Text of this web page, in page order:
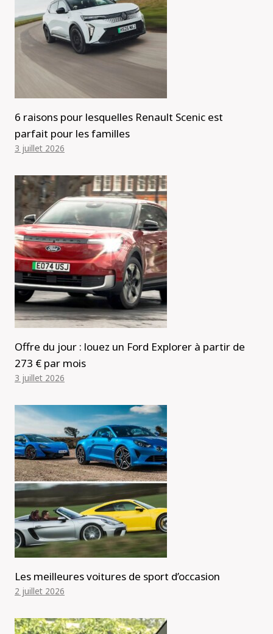
6 raisons pour lesquelles Renault Scenic est
parfait pour les familles
3 juillet 2026
Offre du jour : louez un Ford Explorer à partir de
273 € par mois
3 juillet 2026
Les meilleures voitures de sport d’occasion
2 juillet 2026